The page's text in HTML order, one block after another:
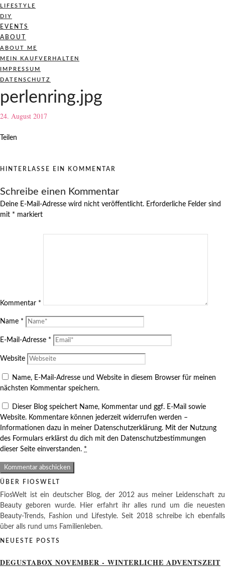
LIFESTYLE
DIY
EVENTS
ABOUT
ABOUT ME
MEIN KAUFVERHALTEN
IMPRESSUM
DATENSCHUTZ
perlenring.jpg
24. August 2017
Teilen
HINTERLASSE EIN KOMMENTAR
Schreibe einen Kommentar
Deine E-Mail-Adresse wird nicht veröffentlicht. Erforderliche Felder sind
mit * markiert
Kommentar *
Name *
E-Mail-Adresse *
Website
Name, E-Mail-Adresse und Website in diesem Browser für meinen
nächsten Kommentar speichern.
Dieser Blog speichert Name, Kommentar und ggf. E-Mail sowie
Website. Kommentare können jederzeit widerrufen werden –
Informationen dazu in meiner Datenschutzerklärung. Mit der Nutzung
des Formulars erklärst du dich mit den Datenschutzbestimmungen
dieser Seite einverstanden. *
ÜBER FIOSWELT
FiosWelt ist ein deutscher Blog, der 2012 aus meiner Leidenschaft zu
Beauty geboren wurde. Hier erfahrt ihr alles rund um die neuesten
Beauty-Trends, Fashion und Lifestyle. Seit 2018 schreibe ich ebenfalls
über alls rund ums Familienleben.
NEUESTE POSTS
DEGUSTABOX NOVEMBER - WINTERLICHE ADVENTSZEIT